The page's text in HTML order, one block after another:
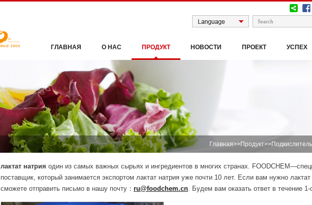
ГЛАВНАЯ О НАС ПРОДУКТ НОВОСТИ ПРОЕКТ УСПЕХ
Главная>>Продукт>>Подкислитель
лактат натрия один из самых важных сырьях и ингредиентов в многих странах.
поставщик, который занимается экспортом лактат натрия уже почти 10 лет. Если вам нужно
сможете отправить письмо в нашу почту： ru@foodchem.cn. Будем вам оказать ответ в течение 1-